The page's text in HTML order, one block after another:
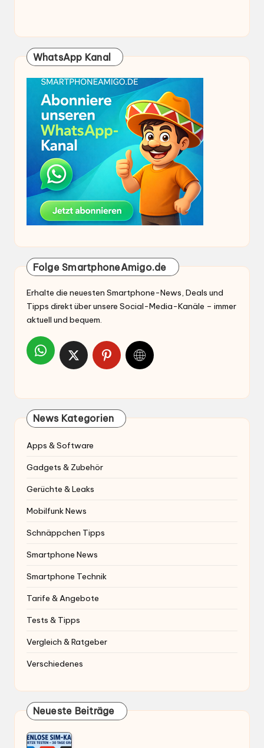
WhatsApp Kanal
Folge SmartphoneAmigo.de
Erhalte die neuesten Smartphone-News, Deals und
Tipps direkt über unsere Social-Media-Kanäle – immer
aktuell und bequem.
News Kategorien
Apps & Software
Gadgets & Zubehör
Gerüchte & Leaks
Mobilfunk News
Schnäppchen Tipps
Smartphone News
Smartphone Technik
Tarife & Angebote
Tests & Tipps
Vergleich & Ratgeber
Verschiedenes
Neueste Beiträge